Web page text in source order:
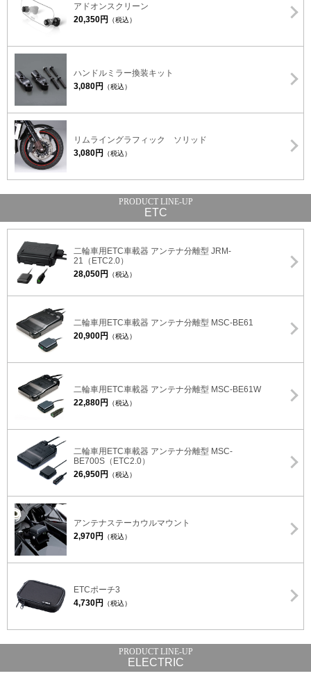
アドオンスクリーン
20,350円 （税込）
ハンドルミラー換装キット
3,080円 （税込）
リムライングラフィック ソリッド
3,080円 （税込）
ETC
二輪車用ETC車載器 アンテナ分離型 JRM-
21（ETC2.0）
28,050円 （税込）
二輪車用ETC車載器 アンテナ分離型 MSC-BE61
20,900円 （税込）
二輪車用ETC車載器 アンテナ分離型 MSC-BE61W
22,880円 （税込）
二輪車用ETC車載器 アンテナ分離型 MSC-
BE700S（ETC2.0）
26,950円 （税込）
アンテナステーカウルマウント
2,970円 （税込）
ETCポーチ3
4,730円 （税込）
ELECTRIC